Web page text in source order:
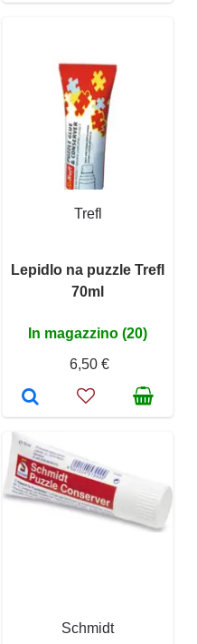
Trefl
Lepidlo na puzzle Trefl
70ml
In magazzino (20)
6,50 €
Schmidt